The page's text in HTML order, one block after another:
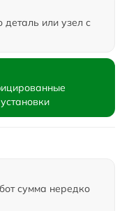
или узел с
сумма нередко